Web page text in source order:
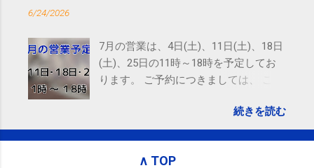
powered by Google Google Inc., 1600 Amphitheatre
Parkway, Mountain View, CA 94043, United States
6/24/2026
7月の営業は、4日(土)、11日(土)、18日
(土)、25日の11時～18時を予定してお
ります。 ご予約につきましては、 こち
れないことがありますので、ご予約、
お問い合わせはSMS（ショートメッセ
続きを読む
∧ TOP